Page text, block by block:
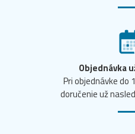
Objednávka
Pri objednávke do
doručenie už